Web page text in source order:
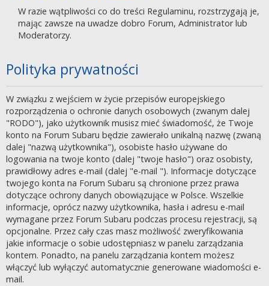
W razie wątpliwości co do treści Regulaminu, rozstrzygają je,
mając zawsze na uwadze dobro Forum, Administrator lub
Moderatorzy.
Polityka prywatności
W związku z wejściem w życie przepisów europejskiego
rozporządzenia o ochronie danych osobowych (zwanym dalej
"RODO"), jako użytkownik musisz mieć świadomość, że Twoje
konto na Forum Subaru będzie zawierało unikalną nazwę (zwaną
dalej "nazwą użytkownika"), osobiste hasło używane do
logowania na twoje konto (dalej "twoje hasło") oraz osobisty,
prawidłowy adres e-mail (dalej "e-mail "). Informacje dotyczące
twojego konta na Forum Subaru są chronione przez prawa
dotyczące ochrony danych obowiązujące w Polsce. Wszelkie
informacje, oprócz nazwy użytkownika, hasła i adresu e-mail
wymagane przez Forum Subaru podczas procesu rejestracji, są
opcjonalne. Przez cały czas masz możliwość zweryfikowania
jakie informacje o sobie udostępniasz w panelu zarządzania
kontem. Ponadto, na panelu zarządzania kontem możesz
włączyć lub wyłączyć automatycznie generowane wiadomości e-
mail.